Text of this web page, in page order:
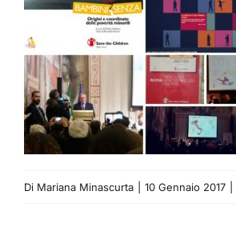
Di Mariana Minascurta 10 Gennaio 2017